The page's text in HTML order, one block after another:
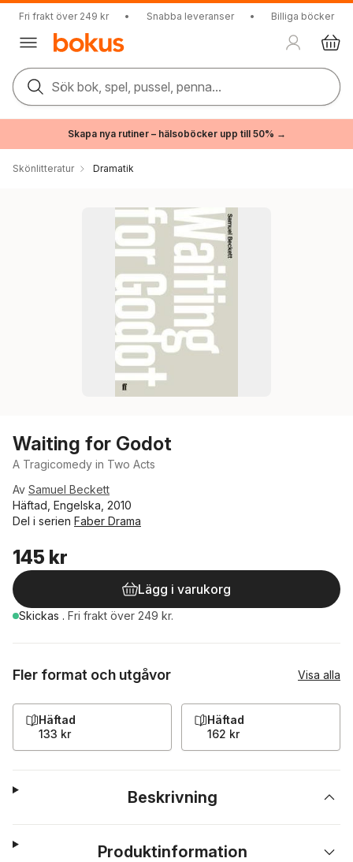
Fri frakt över 249 kr • Snabba leveranser • Billiga böcker
Sök bok, spel, pussel, penna...
Skapa nya rutiner – hälsoböcker upp till 50% →
Skönlitteratur Dramatik
Waiting for Godot
A Tragicomedy in Two Acts
Av Samuel Beckett
Häftad, Engelska, 2010
Del i serien Faber Drama
145 kr
Lägg i varukorg
Skickas . Fri frakt över 249 kr.
Fler format och utgåvor Visa alla
Häftad
133 kr
Häftad
162 kr
Beskrivning
Produktinformation